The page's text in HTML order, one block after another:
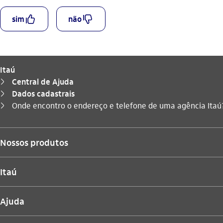
simcurtir_outline nãodescurtir_outline
Itaú
seta_direita Central de Ajuda
seta_direita Dados cadastrais
seta_direita
Você está aqui:
Onde encontro o endereço e telefone de uma agência
Nossos produtos
Itaú
Ajuda